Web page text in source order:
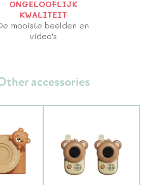
ONGELOOFLIJK
KWALITEIT
mooiste beelden en
video's
accessories